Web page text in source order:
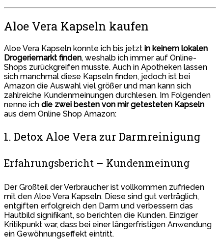
Aloe Vera Kapseln kaufen
Aloe Vera Kapseln konnte ich bis jetzt in keinem lokalen
Drogeriemarkt finden, weshalb ich immer auf Online-
Shops zurückgreifen musste. Auch in Apotheken lassen
sich manchmal diese Kapseln finden, jedoch ist bei
Amazon die Auswahl viel größer und man kann sich
zahlreiche Kundenmeinungen durchlesen. Im Folgenden
nenne ich die zwei besten von mir getesteten Kapseln
aus dem Online Shop Amazon:
1. Detox Aloe Vera zur Darmreinigung
Erfahrungsbericht – Kundenmeinung
Der Großteil der Verbraucher ist vollkommen zufrieden
mit den Aloe Vera Kapseln. Diese sind gut verträglich,
entgiften erfolgreich den Darm und verbessern das
Hautbild signifikant, so berichten die Kunden. Einziger
Kritikpunkt war, dass bei einer längerfristigen Anwendung
ein Gewöhnungseffekt eintritt.